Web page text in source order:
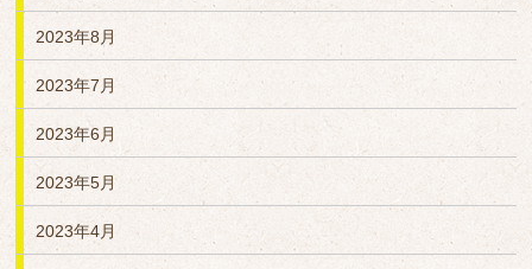
2023年8月
2023年7月
2023年6月
2023年5月
2023年4月